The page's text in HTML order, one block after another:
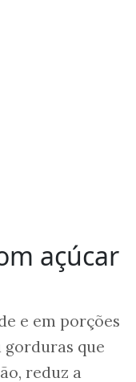
açúcar
e em porções
gorduras que
reduz a